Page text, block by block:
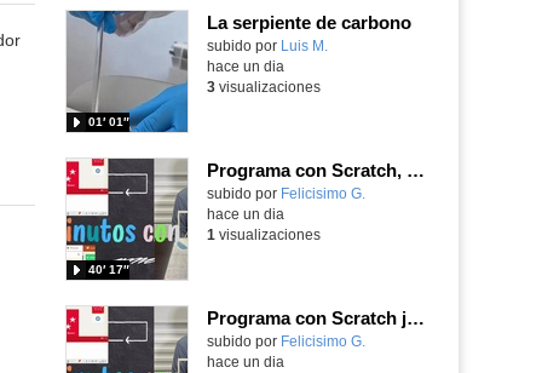
La serpiente de carbono
Contenido educativo.
subido por Luis M.
01′ 01″
hace un dia
3visualizaciones
Programa con Scratch, 8 diferentes juegos para vivir la emoción de los partidos de España en el mundial 2026
Contenido educativo.
subido por Felicisimo G.
40′ 17″
hace un dia
1 visualizaciones
Programa con Scratch juegos con los partidos del mundial 2026 ganados por España
Contenido educativo.
subido por Felicisimo G.
hace un dia